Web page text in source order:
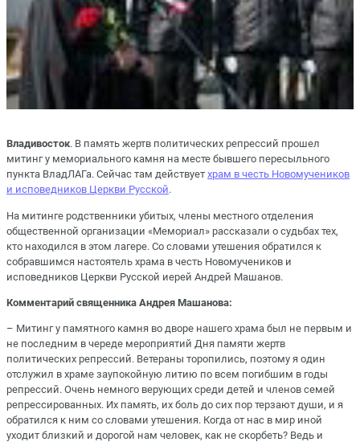
Владивосток. В память жертв политических репрессий прошел
митинг у мемориального камня на месте бывшего пересыльного
пункта ВладЛАГа. Сейчас там действует храм в честь Новомучеников
и исповедников Церкви Русской.
На митинге родственники убитых, члены местного отделения
общественной организации «Мемориал» рассказали о судьбах тех,
кто находился в этом лагере. Со словами утешения обратился к
собравшимся настоятель храма в честь Новомучеников и
исповедников Церкви Русской иерей Андрей Машанов.
Комментарий священника Андрея Машанова:
– Митинг у памятного камня во дворе нашего храма был не первым и
не последним в череде мероприятий Дня памяти жертв
политических репрессий. Ветераны торопились, поэтому я один
отслужил в храме заупокойную литию по всем погибшим в годы
репрессий. Очень немного верующих среди детей и членов семей
репрессированных. Их память, их боль до сих пор терзают души, и я
обратился к ним со словами утешения. Когда от нас в мир иной
уходит близкий и дорогой нам человек, как не скорбеть? Ведь и